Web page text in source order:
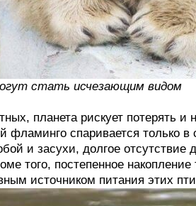
стать исчезающим видом
планета рискует потерять
фламинго спаривается только в
и засухи, долгое
того, постепенное
источником питания этих